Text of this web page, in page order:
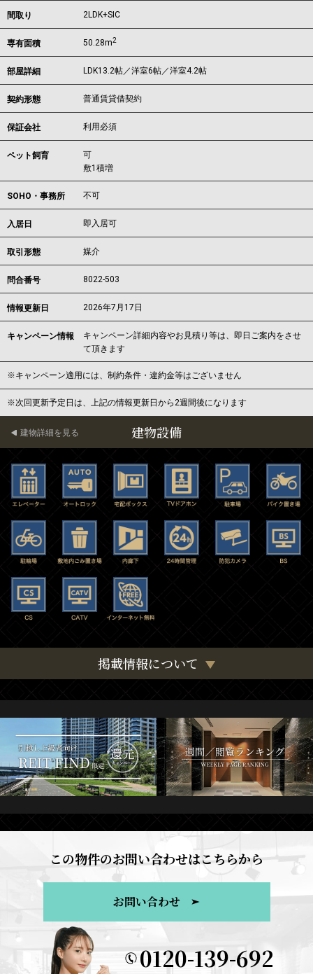
間取り 2LDK+SIC
専有面積 50.28m2
部屋詳細 LDK13.2帖／洋室6帖／洋室4.2帖
契約形態 普通賃貸借契約
保証会社 利用必須
ペット飼育
可
敷1積増
SOHO・事務所 不可
入居日 即入居可
取引形態 媒介
問合番号 8022-503
情報更新日 2026年7月17日
キャンペーン情報
キャンペーン詳細内容やお見積り等は、即日ご案内をさせ
て頂きます
※キャンペーン適用には、制約条件・違約金等はございません
※次回更新予定日は、上記の情報更新日から2週間後になります
建物設備
建物詳細を見る
掲載情報について
この物件のお問い合わせはこちらから
お問い合わせ
0120-139-692